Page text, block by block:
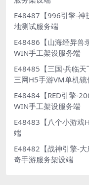
E48487【996引擎-神
地测试服务端
E48486【山海经异兽
WIN手工架设服务端
E48485【三国·兵临
三网H5手游VM单机
E48484【RED引擎-
WIN手工架设服务端
E48483【八个小游戏
端
E48482【战神引擎-
奇手游服务架设端